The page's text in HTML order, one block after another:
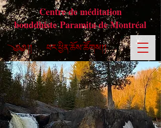
Centre de méditation
bouddhiste Paramita de Montréal